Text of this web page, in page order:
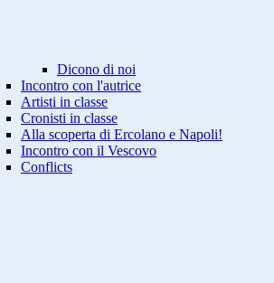
Dicono di noi
Incontro con l'autrice
Artisti in classe
Cronisti in classe
Alla scoperta di Ercolano e Napoli!
Incontro con il Vescovo
Conflicts